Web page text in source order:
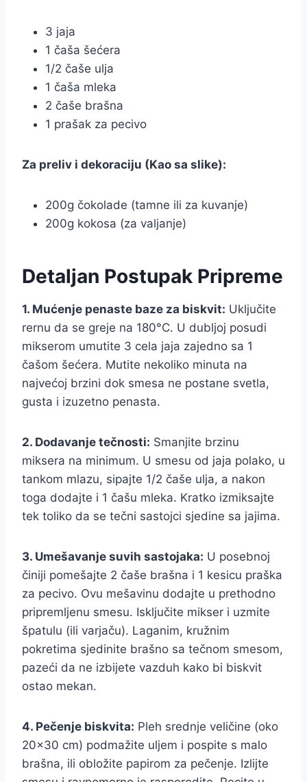
3 jaja
1 čaša šećera
1/2 čaše ulja
1 čaša mleka
2 čaše brašna
1 prašak za pecivo
Za preliv i dekoraciju (Kao sa slike):
200g čokolade (tamne ili za kuvanje)
200g kokosa (za valjanje)
Detaljan Postupak Pripreme
1. Mućenje penaste baze za biskvit: Uključite
rernu da se greje na 180°C. U dubljoj posudi
mikserom umutite 3 cela jaja zajedno sa 1
čašom šećera. Mutite nekoliko minuta na
najvećoj brzini dok smesa ne postane svetla,
gusta i izuzetno penasta.
2. Dodavanje tečnosti: Smanjite brzinu
miksera na minimum. U smesu od jaja polako, u
tankom mlazu, sipajte 1/2 čaše ulja, a nakon
toga dodajte i 1 čašu mleka. Kratko izmiksajte
tek toliko da se tečni sastojci sjedine sa jajima.
3. Umešavanje suvih sastojaka: U posebnoj
činiji pomešajte 2 čaše brašna i 1 kesicu praška
za pecivo. Ovu mešavinu dodajte u prethodno
pripremljenu smesu. Isključite mikser i uzmite
špatulu (ili varjaču). Laganim, kružnim
pokretima sjedinite brašno sa tečnom smesom,
pazeći da ne izbijete vazduh kako bi biskvit
ostao mekan.
4. Pečenje biskvita: Pleh srednje veličine (oko
20×30 cm) podmažite uljem i pospite s malo
brašna, ili obložite papirom za pečenje. Izlijte